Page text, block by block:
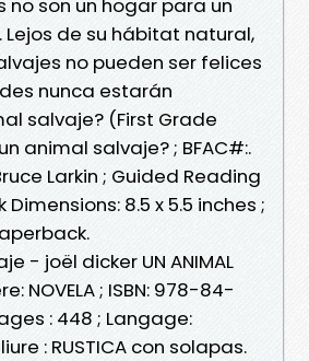
no son un hogar para un
de su hábitat natural,
no pueden ser felices
nunca estarán
salvaje? (First Grade
animal salvaje? ; BFAC#:.
Larkin ; Guided Reading
Dimensions: 8.5 x 5.5 inches ;
- joël dicker UN ANIMAL
NOVELA ; ISBN: 978-84-
: 448 ; Langage:
: RUSTICA con solapas.